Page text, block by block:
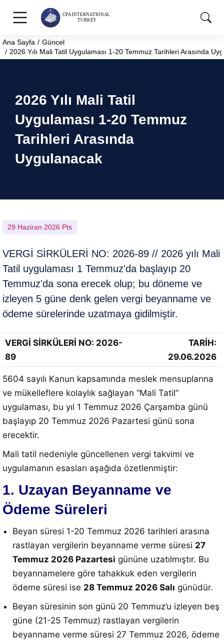
You are here:
Ana Sayfa
Güncel
2026 Yılı Mali Tatil Uygulaması 1-20 Temmuz Tarihleri Arasında
2026 Yılı Mali Tatil
Uygulaması 1-20 Temmuz
Tarihleri Arasında
Uygulanacak
29 Haziran 2026 Pts
VERGİ SİRKÜLERİ NO: 2026-89 // 2026 yılı Mali
Tatil uygulaması 1 Temmuz'da başlayıp 20
Temmuz'da sona erecek olup; bu döneme ve
izleyen 5 güne denk gelen vergi beyanname ve
ödeme sürelerinde uzatmaya gidilmiştir.
VERGİ SİRKÜLERİ NO: 2026-
89
TARİH:
29.06.2026
5604 sayılı Kanun kapsamında meslek mensuplarına
ve mükelleflere kolaylık sağlayan “Mali Tatil”
uygulaması, bu yıl 1 Temmuz 2026 Çarşamba günü
başlayıp 20 Temmuz 2026 Pazartesi günü sona
erecektir.
Mali tatil nedeniyle güncellenen vergi takvimi ve
uygulamanın esasları aşağıda özetlenmiştir:
1. Uzayan Beyanname ve
Ödeme Süreleri
Beyan süresi 1-20 Temmuz 2026 tarihleri arasına
rastlayan vergilerin beyanname verme süresi 27
Temmuz 2026 Pazartesi gününe uzatılmıştır. Bu
beyannamelere göre tahakkuk eden vergilerin
ödeme süresi ise 28 Temmuz 2026 Salı günüdür.
Beyan süresinin son günü 20 Temmuz’u izleyen beş
güne (21-25 Temmuz) rastlayan vergilerin
beyanname verme süresi 27 Temmuz 2026, ödeme